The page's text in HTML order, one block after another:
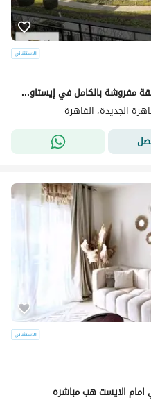
عنوان يليق بأصحاب الذوق الرفيع. . . شقة مفروشة بالكامل في إيستاون بتصميم أنيق، ومساحات مريحة، وموقع استثنائي في قلب القاهرة الجديدة
الجديدة، القاهرة
الايست هب مباشره